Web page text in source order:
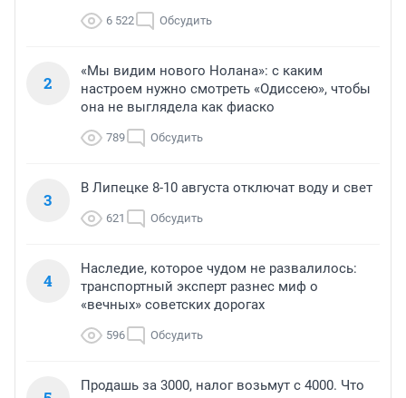
6 522 Обсудить
2
«Мы видим нового Нолана»: с каким
настроем нужно смотреть «Одиссею», чтобы
она не выглядела как фиаско
789 Обсудить
3
В Липецке 8-10 августа отключат воду и свет
621 Обсудить
4
Наследие, которое чудом не развалилось:
транспортный эксперт разнес миф о
«вечных» советских дорогах
596 Обсудить
Продашь за 3000, налог возьмут с 4000. Что